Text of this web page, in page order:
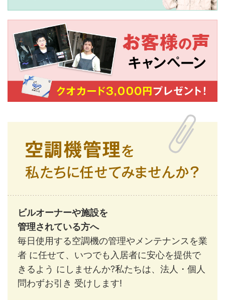
ビルオーナーや施設を
管理されている方へ
毎日使用する空調機の管理やメンテナンスを業
者 に任せて、いつでも入居者に安心を提供で
きるよう にしませんか?私たちは、法人・個人
問わずお引き 受けします!